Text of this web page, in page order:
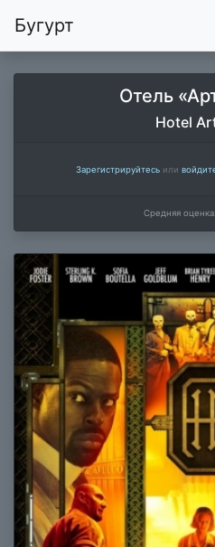
Бугурт
Отель
Hotel
Зарегистрируйтесьили
Средняя оценка: